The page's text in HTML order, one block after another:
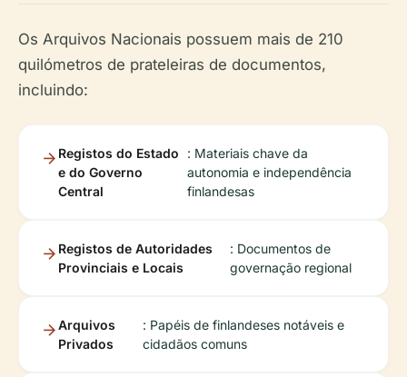
Os Arquivos Nacionais possuem mais de 210
quilómetros de prateleiras de documentos,
incluindo:
Registos do Estado
e do Governo
Central
: Materiais chave da
autonomia e independência
finlandesas
Registos de Autoridades
Provinciais e Locais
: Documentos de
governação regional
Arquivos
Privados
: Papéis de finlandeses notáveis e
cidadãos comuns